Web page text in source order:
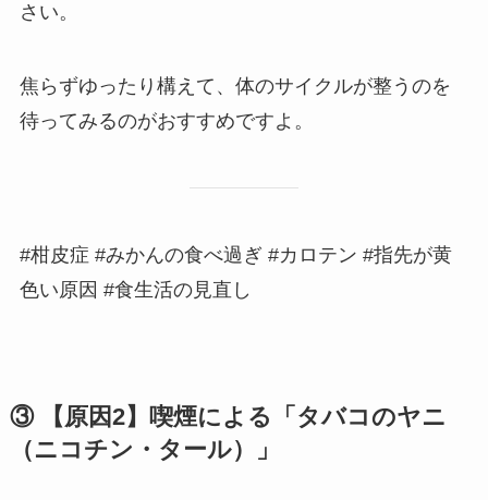
さい。
焦らずゆったり構えて、体のサイクルが整うのを
待ってみるのがおすすめですよ。
#柑皮症 #みかんの食べ過ぎ #カロテン #指先が黄
色い原因 #食生活の見直し
③ 【原因2】喫煙による「タバコのヤニ
（ニコチン・タール）」